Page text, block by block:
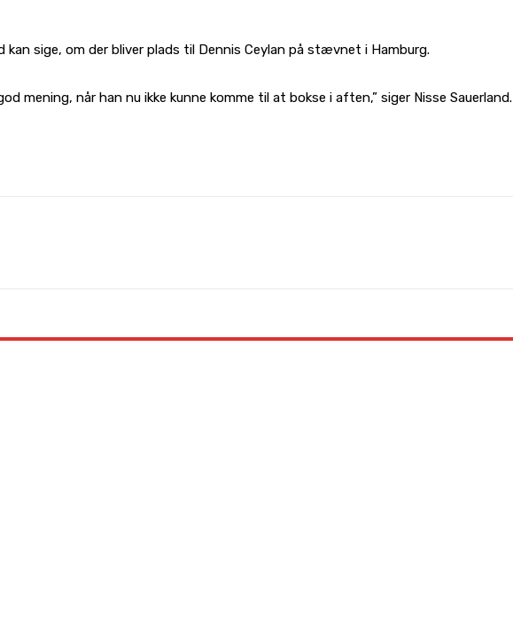
kan sige, om der bliver plads til Dennis Ceylan på stævnet i Hamburg.
mening, når han nu ikke kunne komme til at bokse i aften,” siger Nisse Sauerland.